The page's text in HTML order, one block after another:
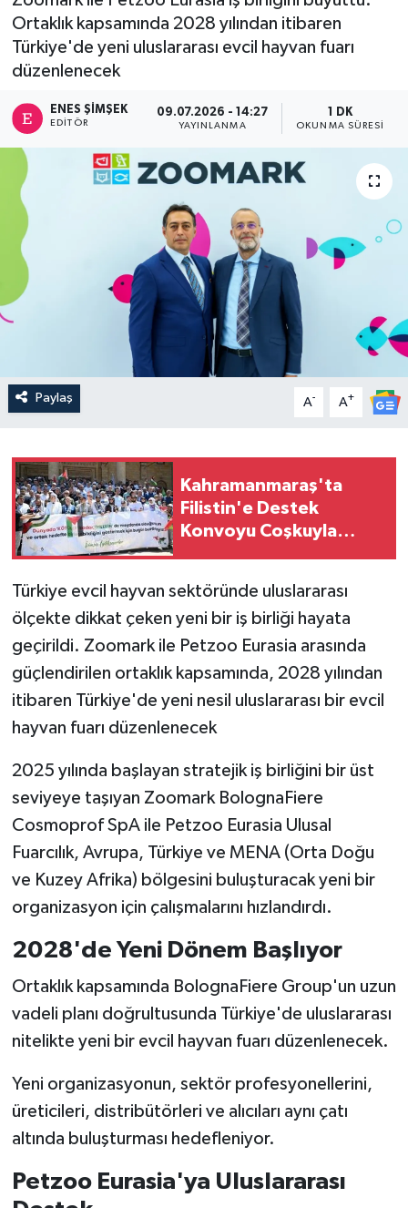
Ortaklık kapsamında 2028 yılından itibaren
Türkiye'de yeni uluslararası evcil hayvan fuarı
düzenlenecek
ENES ŞIMŞEK
EDITÖR
09.07.2026 - 14:27
YAYINLANMA
1 DK
OKUNMA SÜRESI
Paylaş A- A+
Kahramanmaraş'ta
Filistin'e Destek
Konvoyu Coşkuyla
Türkiye evcil hayvan sektöründe uluslararası
ölçekte dikkat çeken yeni bir iş birliği hayata
geçirildi. Zoomark ile Petzoo Eurasia arasında
güçlendirilen ortaklık kapsamında, 2028 yılından
itibaren Türkiye'de yeni nesil uluslararası bir evcil
hayvan fuarı düzenlenecek
2025 yılında başlayan stratejik iş birliğini bir üst
seviyeye taşıyan Zoomark BolognaFiere
Cosmoprof SpA ile Petzoo Eurasia Ulusal
Fuarcılık, Avrupa, Türkiye ve MENA (Orta Doğu
ve Kuzey Afrika) bölgesini buluşturacak yeni bir
organizasyon için çalışmalarını hızlandırdı.
2028'de Yeni Dönem Başlıyor
Ortaklık kapsamında BolognaFiere Group'un uzun
vadeli planı doğrultusunda Türkiye'de uluslararası
nitelikte yeni bir evcil hayvan fuarı düzenlenecek.
Yeni organizasyonun, sektör profesyonellerini,
üreticileri, distribütörleri ve alıcıları aynı çatı
altında buluşturması hedefleniyor.
Petzoo Eurasia'ya Uluslararası